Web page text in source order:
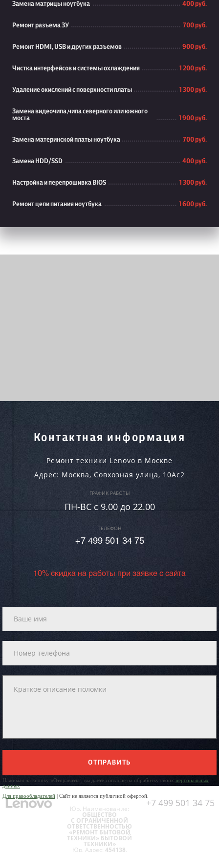
Замена матрицы ноутбука 400 руб.
Ремонт разъема ЗУ 700 руб.
Ремонт HDMI, USB и других разъемов 900 руб.
Чистка интерфейсов и системы охлаждения 1 200 руб.
Удаление окислений с поверхности платы 1 300 руб.
Замена видеочипа,чипа северного или южного
моста
1 900 руб.
Замена материнской платы ноутбука 700 руб.
Замена HDD/SSD 400 руб.
Настройка и перепрошивка BIOS 1 300 руб.
Ремонт цепи питания ноутбука 1 600 руб.
Контактная информация
Ремонт техники Lenovo в Москве
Адрес: Москва, Совхозная улица, 10Ас2
ГРАФИК РАБОТЫ
ПН-ВC c 9.00 до 22.00
ТЕЛЕФОН
+7 499 501 34 75
10% скидка на работы при заявке с сайта
ОТПРАВИТЬ
Нажимая на кнопку «Отправить», вы даете согласие на обработку своих персональных
данных
Для правообладателей | Сайт не является публичной офертой.
+7 499 501 34 75
Юр. Наименование:
ОБЩЕСТВО
С ОГРАНИЧЕННОЙ
ОТВЕТСТВЕННОСТЬЮ
«РЕМОНТ БЫТОВОЙ
ТЕХНИКИ» БЫТОВОЙ
ТЕХНИКИ»
Юр. Адрес: 454138,